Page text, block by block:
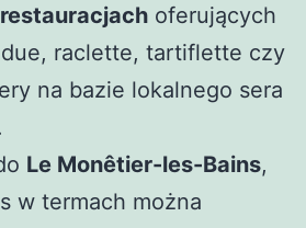
oferujących
raclette, tartiflette czy
na bazie lokalnego sera
Le Monêtier-les-Bains,
w termach można